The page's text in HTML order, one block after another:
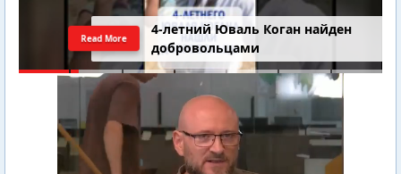
4-летний Юваль Коган найден
добровольцами
Read More